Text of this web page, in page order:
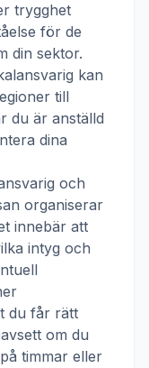
trygghet
för de
din sektor.
kan
till
du är anställd
dina
och
organiserar
innebär att
intyg och
du får rätt
om du
timmar eller